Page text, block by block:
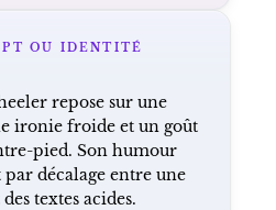
OU IDENTITÉ
repose sur une
ironie froide et un goût
pied. Son humour
décalage entre une
textes acides.